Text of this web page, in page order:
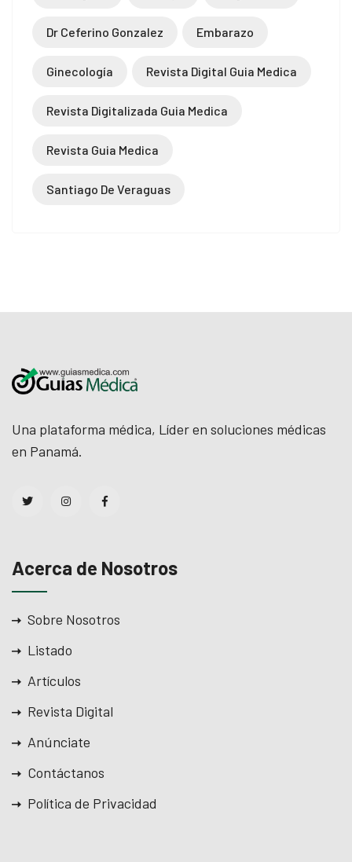
Dr Ceferino Gonzalez Embarazo
Ginecología Revista Digital Guia Medica
Revista Digitalizada Guia Medica
Revista Guia Medica
Santiago De Veraguas
Una plataforma médica, Líder en soluciones médicas
en Panamá.
Acerca de Nosotros
Sobre Nosotros
Listado
Artículos
Revista Digital
Anúnciate
Contáctanos
Política de Privacidad